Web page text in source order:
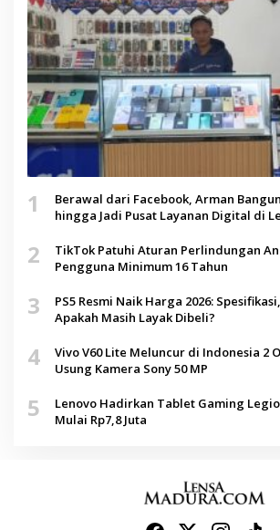
1
Berawal dari Facebook, Arman
hingga Jadi Pusat Layanan Digital di
2
TikTok Patuhi Aturan Perlindungan
Pengguna Minimum 16 Tahun
3
PS5 Resmi Naik Harga 2026:
Apakah Masih Layak Dibeli?
4
Vivo V60 Lite Meluncur di Indonesia 2
Usung Kamera Sony 50 MP
5
Lenovo Hadirkan Tablet Gaming
Mulai Rp7,8 Juta